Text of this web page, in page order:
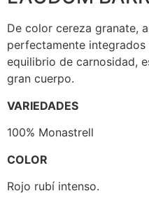
De color cereza granate,
perfectamente
equilibrio de carnosidad,
gran cuerpo.
VARIEDADES
100% Monastrell
COLOR
Rojo rubí intenso.